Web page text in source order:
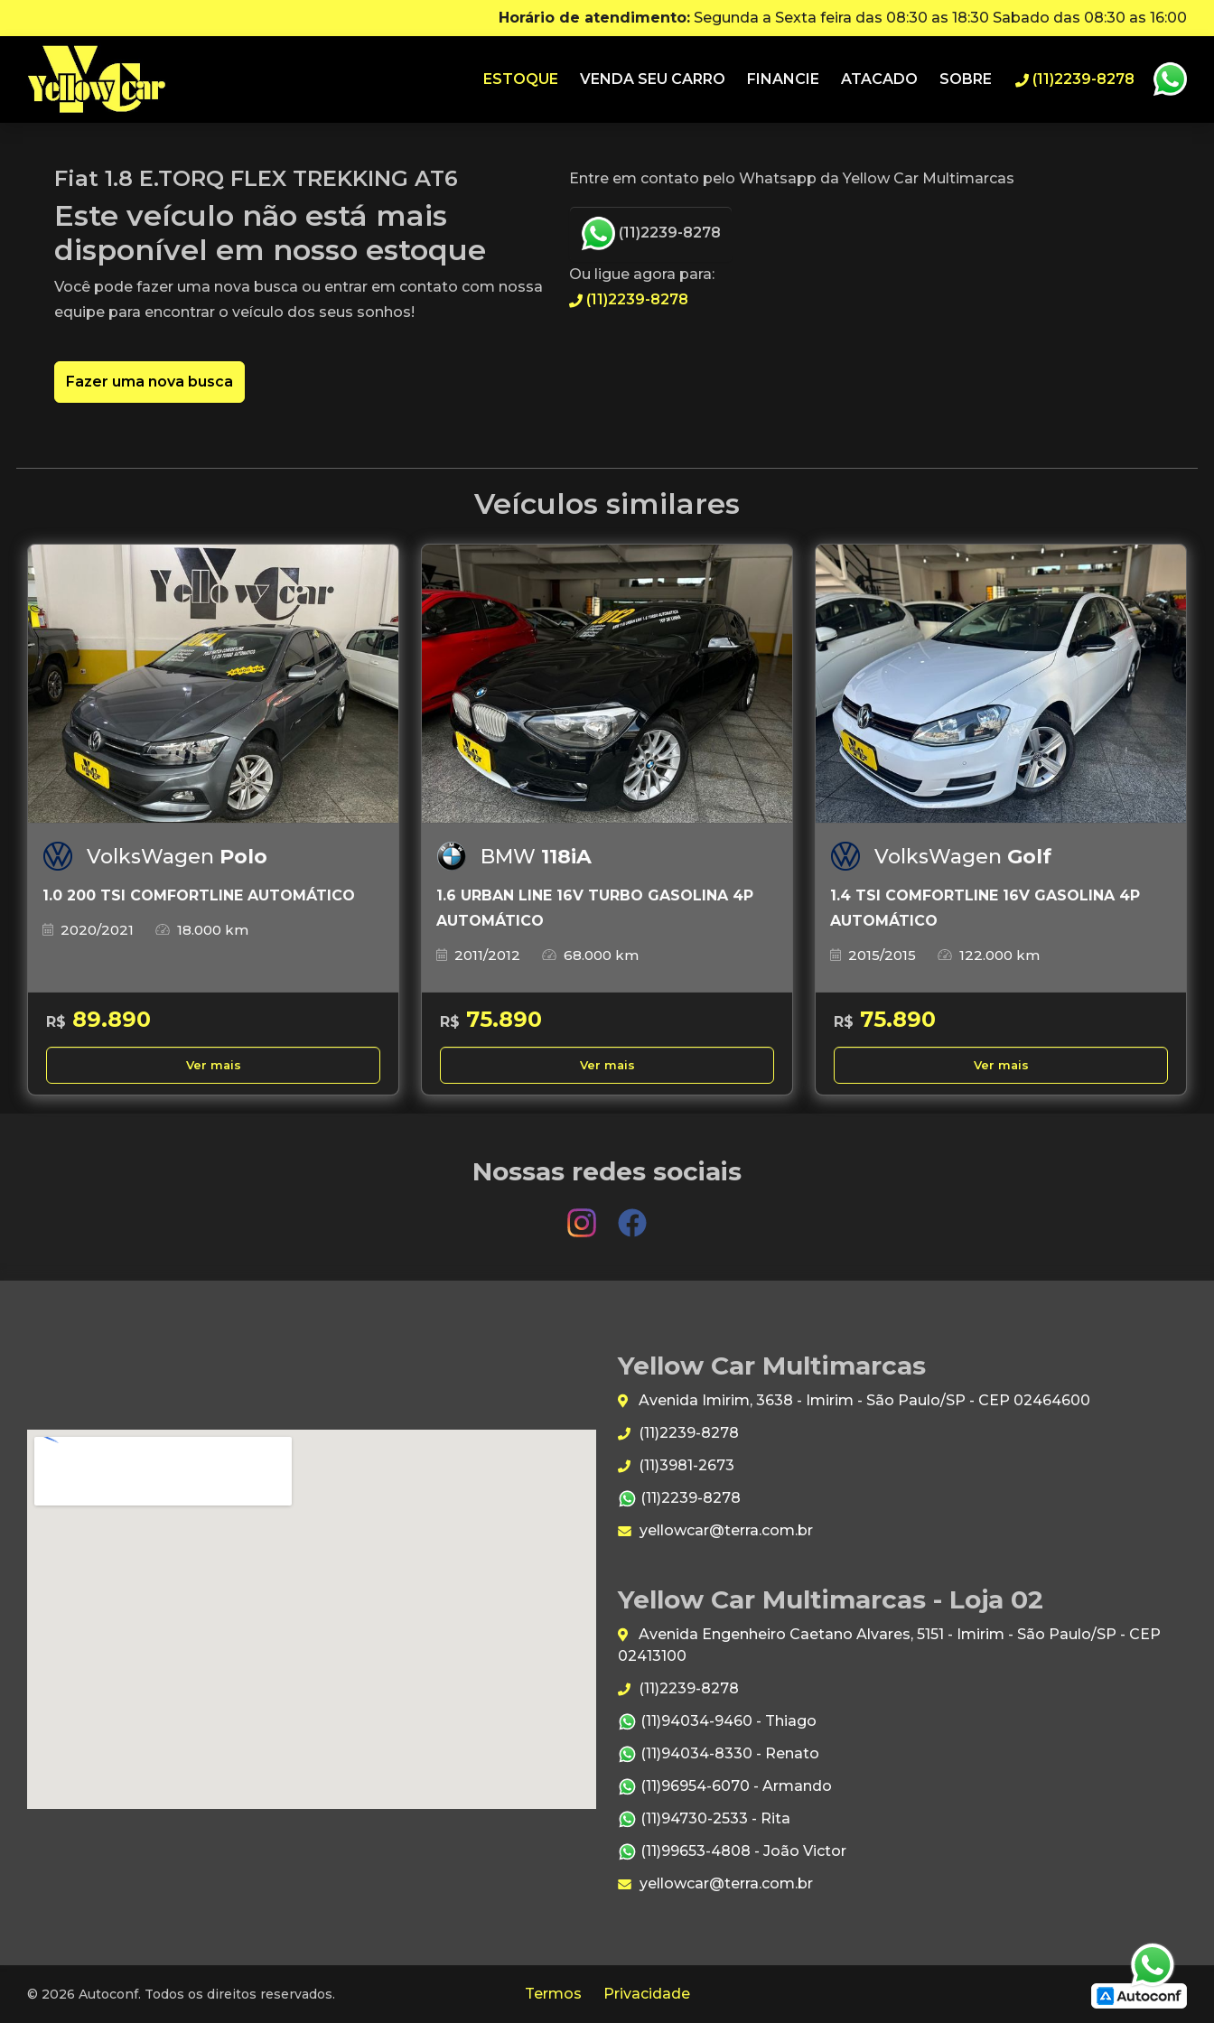
Horário de atendimento: Segunda a Sexta feira das 08:30 as 18:30 Sabado das 08:30 as 16:00
ESTOQUE VENDA SEU CARRO FINANCIE ATACADO SOBRE (11)2239-8278
Fiat 1.8 E.TORQ FLEX TREKKING AT6
Este veículo não está mais
disponível em nosso estoque
Você pode fazer uma nova busca ou entrar em contato com nossa
equipe para encontrar o veículo dos seus sonhos!
Fazer uma nova busca
Entre em contato pelo Whatsapp da Yellow Car Multimarcas
(11)2239-8278
Ou ligue agora para:
(11)2239-8278
Veículos similares
VolksWagen Polo
1.0 200 TSI COMFORTLINE AUTOMÁTICO
2020/2021
18.000 km
R$ 89.890
Ver mais
BMW 118iA
1.6 URBAN LINE 16V TURBO GASOLINA 4P
AUTOMÁTICO
2011/2012
68.000 km
R$ 75.890
Ver mais
VolksWagen Golf
1.4 TSI COMFORTLINE 16V GASOLINA 4P
AUTOMÁTICO
2015/2015
122.000 km
R$ 75.890
Ver mais
Nossas redes sociais
Yellow Car Multimarcas
Avenida Imirim, 3638 - Imirim - São Paulo/SP - CEP 02464600
(11)2239-8278
(11)3981-2673
(11)2239-8278
yellowcar@terra.com.br
Yellow Car Multimarcas - Loja 02
Avenida Engenheiro Caetano Alvares, 5151 - Imirim - São Paulo/SP - CEP
02413100
(11)2239-8278
(11)94034-9460 - Thiago
(11)94034-8330 - Renato
(11)96954-6070 - Armando
(11)94730-2533 - Rita
(11)99653-4808 - João Victor
yellowcar@terra.com.br
© 2026 Autoconf. Todos os direitos reservados. Termos Privacidade